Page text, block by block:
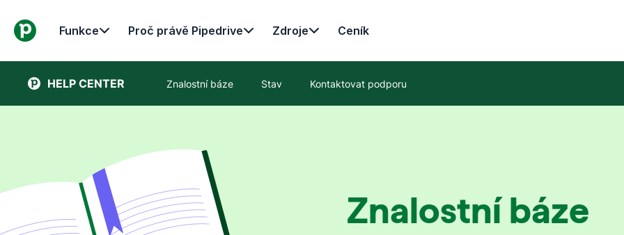
Funkce Proč právě Pipedrive Zdroje Ceník
HELP CENTER Znalostní báze Stav Kontaktovat podporu
Znalostní báze